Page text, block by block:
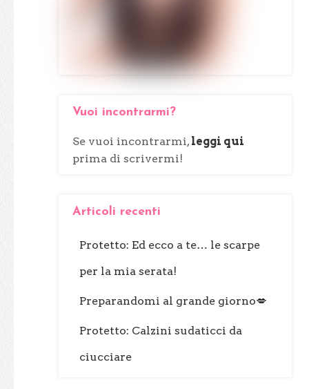
Vuoi incontrarmi?
Se vuoi incontrarmi, leggi qui
prima di scrivermi!
Articoli recenti
Protetto: Ed ecco a te… le scarpe
per la mia serata!
Preparandomi al grande giorno💋
Protetto: Calzini sudaticci da
ciucciare